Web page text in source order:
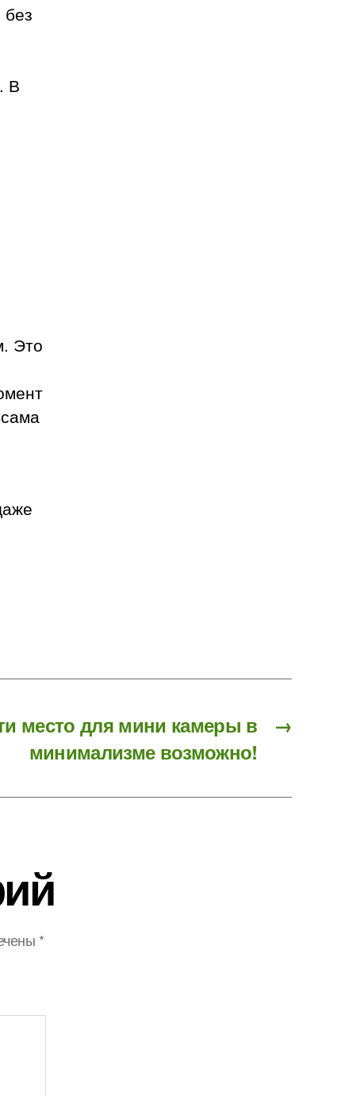
В
Это
→
место для мини камеры в
минимализме возможно!
*